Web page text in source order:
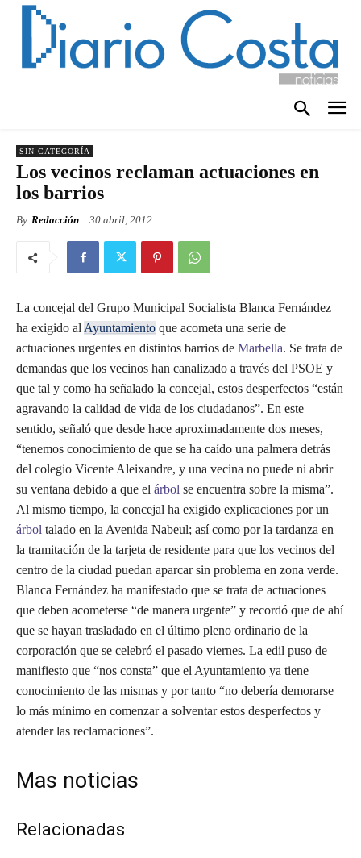
SIN CATEGORÍA
Los vecinos reclaman actuaciones en
los barrios
By Redacción 30 abril, 2012
La concejal del Grupo Municipal Socialista Blanca Fernández
ha exigido alAyuntamiento que acometa una serie de
actuaciones urgentes en distintos barrios de Marbella. Se trata de
demandas que los vecinos han canalizado a través del PSOE y
que tal y como ha señalado la concejal, estos desperfectos “están
agravando la calidad de vida de los ciudadanos”. En este
sentido, señaló que desde hace aproximadamente dos meses,
“tenemos conocimiento de que se ha caído una palmera detrás
del colegio Vicente Aleixandre, y una vecina no puede ni abrir
su ventana debido a que el árbol se encuentra sobre la misma”.
Al mismo tiempo, la concejal ha exigido explicaciones por un
árbol talado en la Avenida Nabeul; así como por la tardanza en
la tramitación de la tarjeta de residente para que los vecinos del
centro de la ciudad puedan aparcar sin problema en zona verde.
Blanca Fernández ha manifestado que se trata de actuaciones
que deben acometerse “de manera urgente” y recordó que de ahí
que se hayan trasladado en el último pleno ordinario de la
corporación que se celebró el pasado viernes. La edil puso de
manifiesto que “nos consta” que el Ayuntamiento ya tiene
conocimiento de las mismas y por tanto “no debería demorarse
lo más mínimo en comenzar a solventar estos desperfectos y
atender las reclamaciones”.
Mas noticias
Relacionadas